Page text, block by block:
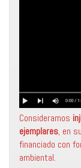
Consideramos
ejemplares, en
financiado con
ambiental.